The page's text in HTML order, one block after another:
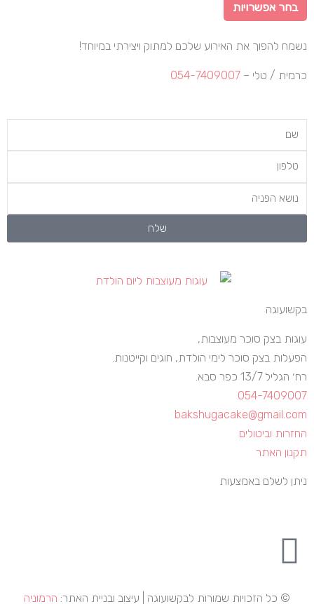
בחר אפשרויות
האפשרויות
בעמוד
נשמח להפוך את האירוע שלכם למתוק ויצירתי במיוחד!
כרמית / טלי – 054-7409007
טלפון
שלח
בקשועוגה
עוגות בצק סוכר מעוצבות,
הפעלות בצק סוכר לימי הולדת, חוגים וקייטנות.
רח׳ הגליל 13/7 כפר סבא.
054-7409007
bakshugacake@gmail.com
החזרות וביטולים
תקנון האתר
ניתן לשלם באמצעות
© כל הזכויות שמורות לבקשועוגה | עיצוב ובניית האתר: הרמוניה